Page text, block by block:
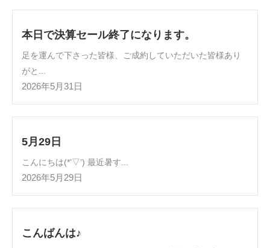
本日で決算セール終了になります。
足を運んで下さった皆様、ご成約していただいた皆様あり
がと...
2026年5月31日
5月29日
こんにちは(*’▽’) 最近暑す...
2026年5月29日
こんばんは♪